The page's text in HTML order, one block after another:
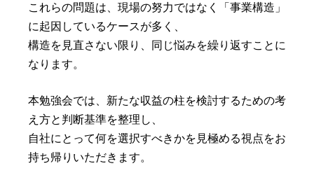
これらの問題は、現場の努力ではなく「事業構造」
に起因しているケースが多く、
構造を見直さない限り、同じ悩みを繰り返すことに
なります。
本勉強会では、新たな収益の柱を検討するための考
え方と判断基準を整理し、
自社にとって何を選択すべきかを見極める視点をお
持ち帰りいただきます。